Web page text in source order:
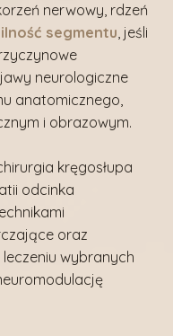
nerwowy, rdzeń
segmentu, jeśli
neurologiczne
anatomicznego,
i obrazowym.
kręgosłupa
odcinka
oraz
wybranych